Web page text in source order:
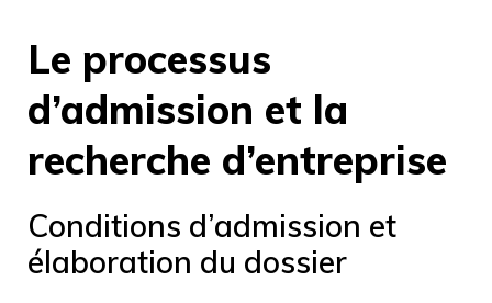
Le processus
d’admission et la
recherche d’entreprise
Conditions d’admission et
élaboration du dossier